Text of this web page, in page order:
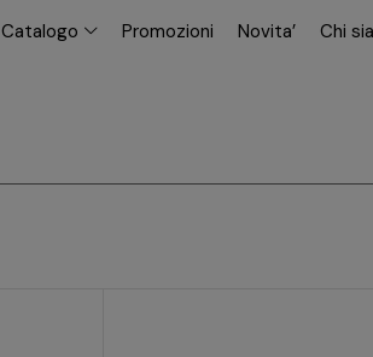
Catalogo Promozioni Novita’ Chi